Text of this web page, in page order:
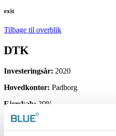
exit
Tilbage til overblik
DTK
Investeringsår: 2020
Hovedkontor: Padborg
Ejerskab: 39%
Fond:Blue Equity II